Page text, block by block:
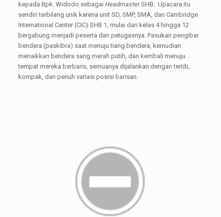
kepada Bpk. Widodo sebagai HeadmasterSHB. Upacara itu
sendiri terbilang unik karena unit SD, SMP, SMA, dan Cambridge
International Center (CIC) SHB 1, mulai dari kelas 4 hingga 12
bergabung menjadi peserta dan petugasnya. Pasukan pengibar
bendera (paskibra) saat menuju tiang bendera, kemudian
menaikkan bendera sang merah putih, dan kembali menuju
tempat mereka berbaris, semuanya dijalankan dengan tertib,
kompak, dan penuh variasi posisi barisan.